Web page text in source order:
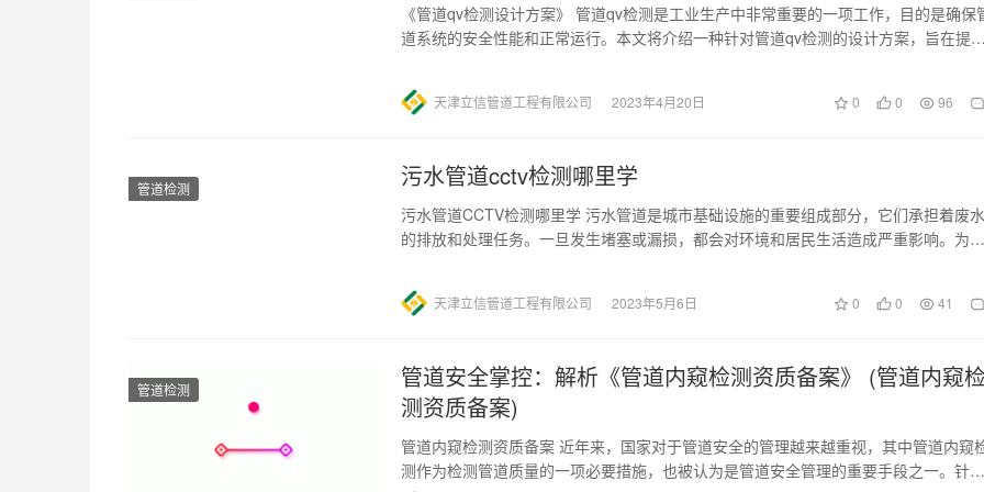
《管道qv检测设计方案》 管道qv检测是工业生产中非常重要的一项工作，目的是确保
道系统的安全性能和正常运行。本文将介绍一种针对管道qv检测的设计方案，旨在提高
天津立信管道工程有限公司 2023年4月20日 0 0 96
管道检测 污水管道cctv检测哪里学
污水管道CCTV检测哪里学 污水管道是城市基础设施的重要组成部分，它们承担着废水
的排放和处理任务。一旦发生堵塞或漏损，都会对环境和居民生活造成严重影响。为了
天津立信管道工程有限公司 2023年5月6日 0 0 41
管道检测
管道安全掌控：解析《管道内窥检测资质备案》 (管道内窥
测资质备案)
管道内窥检测资质备案 近年来，国家对于管道安全的管理越来越重视，其中管道内窥
测作为检测管道质量的一项必要措施，也被认为是管道安全管理的重要手段之一。针对